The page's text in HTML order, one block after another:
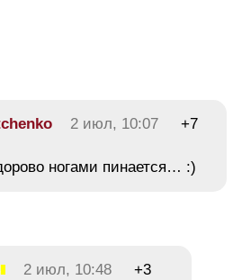
2 июл, 10:07 +7
ногами пинается… :)
2 июл, 10:48
+3